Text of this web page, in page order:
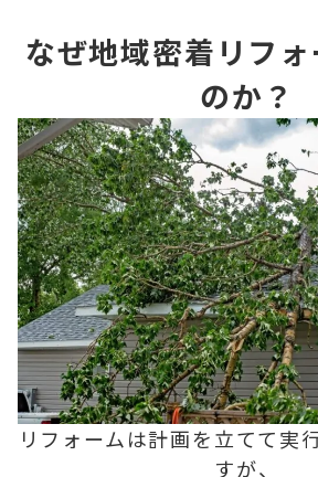
なぜ地域密着リフ
のか？
リフォームは計画を立てて実
すが、